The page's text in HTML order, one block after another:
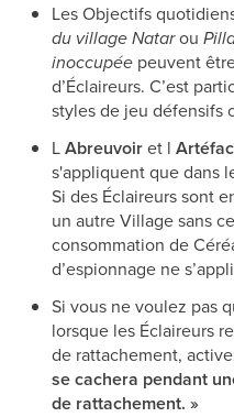
Les Objectifs
du village Natarou
inoccupée peuvent
d’Éclaireurs. C’est
styles de jeu défensifs
LAbreuvoiret l
s'appliquent que dans
Si des Éclaireurs sont
un autre Village sans
consommation de
d’espionnage ne
Si vous ne voulez pas
lorsque les Éclaireurs
de rattachement,
se cachera pendant
de rattachement. »